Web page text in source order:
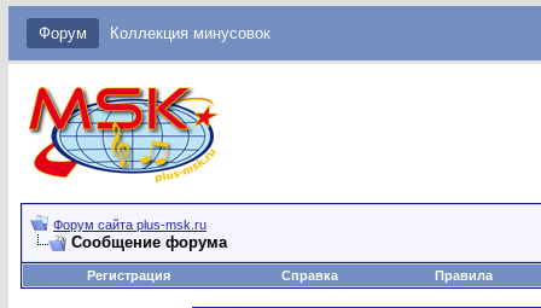
Форум Коллекция минусовок
Форум сайта plus-msk.ru
Сообщение форума
Регистрация Справка Правила